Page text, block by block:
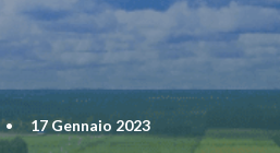
• 17 Gennaio 2023